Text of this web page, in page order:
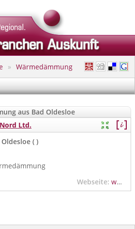
Wärmedämmung
aus Bad Oldesloe
Ltd.
( )
Webseite: www.wdtech-nord.de